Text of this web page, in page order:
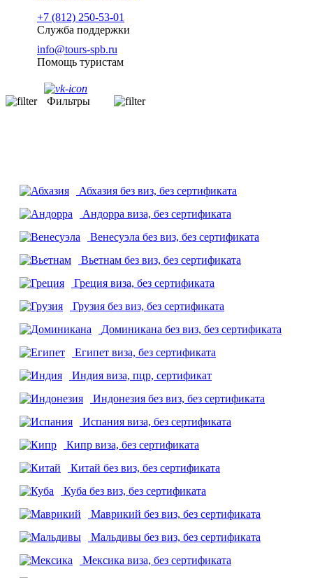
+7 (812) 250-53-01
Служба поддержки
info@tours-spb.ru
Помощь туристам
Фильтры
Абхазия без виз, без сертификата
Андорра виза, без сертификата
Венесуэла без виз, без сертификата
Вьетнам без виз, без сертификата
Греция виза, без сертификата
Грузия без виз, без сертификата
Доминикана без виз, без сертификата
Египет виза, без сертификата
Индия виза, пцр, сертификат
Индонезия без виз, без сертификата
Испания виза, без сертификата
Кипр виза, без сертификата
Китай без виз, без сертификата
Куба без виз, без сертификата
Маврикий без виз, без сертификата
Мальдивы без виз, без сертификата
Мексика виза, без сертификата